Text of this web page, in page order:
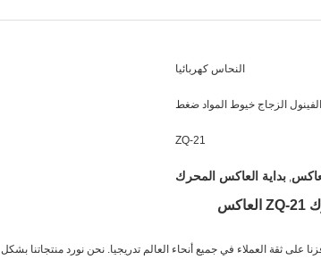
النحاس كهربائيا
الفينول الزجاج خيوط المواد ضغط
ZQ-21
, بداية العاكس المحرك
على ثقة العملاء في جميع أنحاء العالم تدريجيا. نحن نورد منتجاتنا بشكل